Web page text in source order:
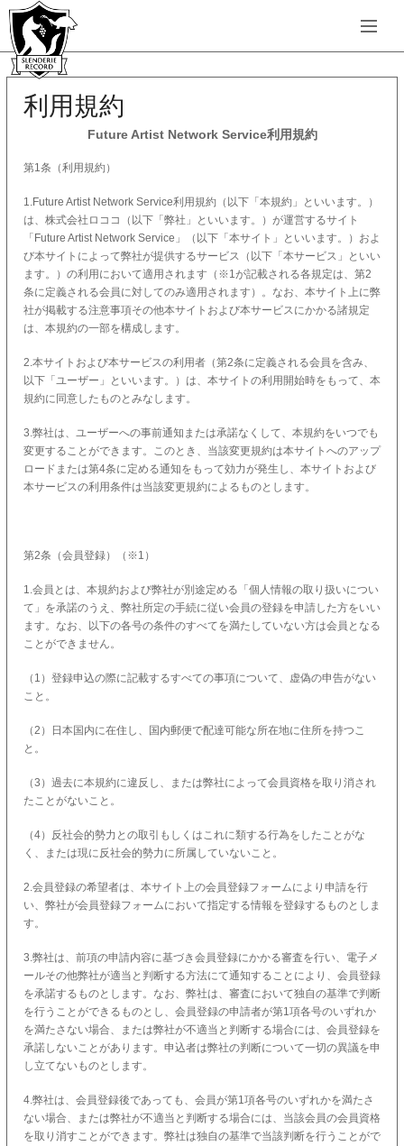
利用規約
Future Artist Network Service利用規約
第1条（利用規約）
1.Future Artist Network Service利用規約（以下「本規約」といいます。）
は、株式会社ロココ（以下「弊社」といいます。）が運営するサイト
「Future Artist Network Service」（以下「本サイト」といいます。）およ
び本サイトによって弊社が提供するサービス（以下「本サービス」といい
ます。）の利用において適用されます（※1が記載される各規定は、第2
条に定義される会員に対してのみ適用されます）。なお、本サイト上に弊
社が掲載する注意事項その他本サイトおよび本サービスにかかる諸規定
は、本規約の一部を構成します。
2.本サイトおよび本サービスの利用者（第2条に定義される会員を含み、
以下「ユーザー」といいます。）は、本サイトの利用開始時をもって、本
規約に同意したものとみなします。
3.弊社は、ユーザーへの事前通知または承諾なくして、本規約をいつでも
変更することができます。このとき、当該変更規約は本サイトへのアップ
ロードまたは第4条に定める通知をもって効力が発生し、本サイトおよび
本サービスの利用条件は当該変更規約によるものとします。
第2条（会員登録）（※1）
1.会員とは、本規約および弊社が別途定める「個人情報の取り扱いについ
て」を承諾のうえ、弊社所定の手続に従い会員の登録を申請した方をいい
ます。なお、以下の各号の条件のすべてを満たしていない方は会員となる
ことができません。
（1）登録申込の際に記載するすべての事項について、虚偽の申告がない
こと。
（2）日本国内に在住し、国内郵便で配達可能な所在地に住所を持つこ
と。
（3）過去に本規約に違反し、または弊社によって会員資格を取り消され
たことがないこと。
（4）反社会的勢力との取引もしくはこれに類する行為をしたことがな
く、または現に反社会的勢力に所属していないこと。
2.会員登録の希望者は、本サイト上の会員登録フォームにより申請を行
い、弊社が会員登録フォームにおいて指定する情報を登録するものとしま
す。
3.弊社は、前項の申請内容に基づき会員登録にかかる審査を行い、電子メ
ールその他弊社が適当と判断する方法にて通知することにより、会員登録
を承諾するものとします。なお、弊社は、審査において独自の基準で判断
を行うことができるものとし、会員登録の申請者が第1項各号のいずれか
を満たさない場合、または弊社が不適当と判断する場合には、会員登録を
承諾しないことがあります。申込者は弊社の判断について一切の異議を申
し立てないものとします。
4.弊社は、会員登録後であっても、会員が第1項各号のいずれかを満たさ
ない場合、または弊社が不適当と判断する場合には、当該会員の会員資格
を取り消すことができます。弊社は独自の基準で当該判断を行うことがで